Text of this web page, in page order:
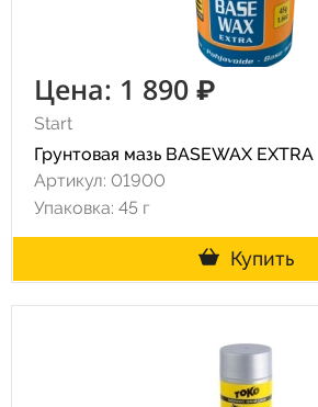
Цена: 1 890 ₽
Start
Грунтовая мазь BASEWAX EXTRA
Артикул: 01900
Упаковка: 45 г
Купить